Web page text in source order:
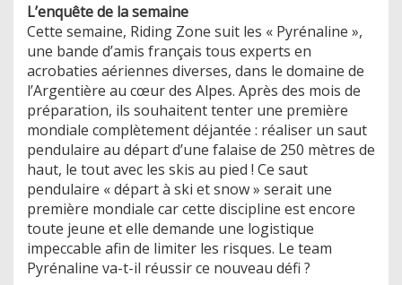
L’enquête de la semaine
Cette semaine, Riding Zone suit les « Pyrénaline »,
une bande d’amis français tous experts en
acrobaties aériennes diverses, dans le domaine de
l’Argentière au cœur des Alpes. Après des mois de
préparation, ils souhaitent tenter une première
mondiale complètement déjantée : réaliser un saut
pendulaire au départ d’une falaise de 250 mètres de
haut, le tout avec les skis au pied ! Ce saut
pendulaire « départ à ski et snow » serait une
première mondiale car cette discipline est encore
toute jeune et elle demande une logistique
impeccable afin de limiter les risques. Le team
Pyrénaline va-t-il réussir ce nouveau défi ?